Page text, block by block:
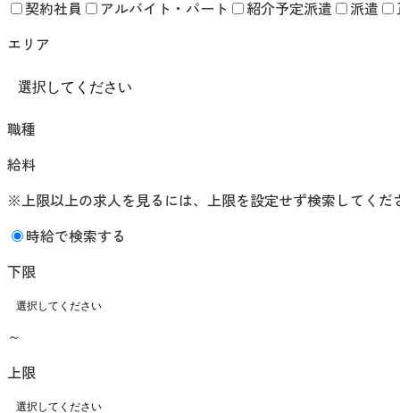
契約社員 アルバイト・パート 紹介予定派遣 派遣
エリア
職種
給料
※上限以上の求人を見るには、上限を設定せず検索してくだ
時給で検索する
下限
～
上限